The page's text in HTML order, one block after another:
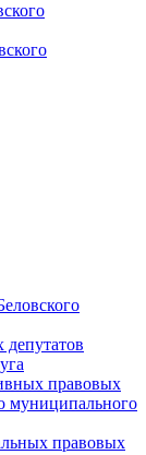
правовых
муниципального
правовых